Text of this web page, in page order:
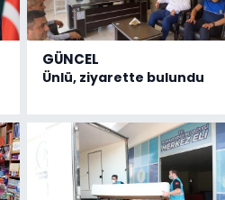
GÜNCEL
Ünlü, ziyarette bulundu